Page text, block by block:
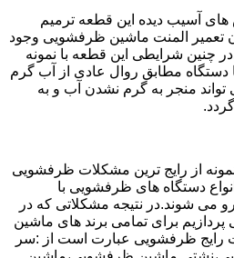
آسیب دیده این قطعه ترمیم
تعمیر المنت ماشین ظرفشویی وجود
چنین شرایطی این قطعه با نمونه
دستگاه مطابق روال عادی از آب گرم
تواند منجر به گرم نشدن آب و به
از رایج ترین مشکلات ظرفشویی
دستگاه های ظرفشویی با
می شوند.در نتیجه مشکلاتی که در
برای تمامی برند های ماشین
ظرفشویی عبارت است از :سر